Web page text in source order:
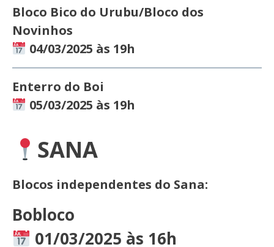
Bloco Bico do Urubu/Bloco dos
Novinhos
04/03/2025 às 19h
Enterro do Boi
05/03/2025 às 19h
SANA
Blocos independentes do Sana:
Bobloco
01/03/2025 às 16h